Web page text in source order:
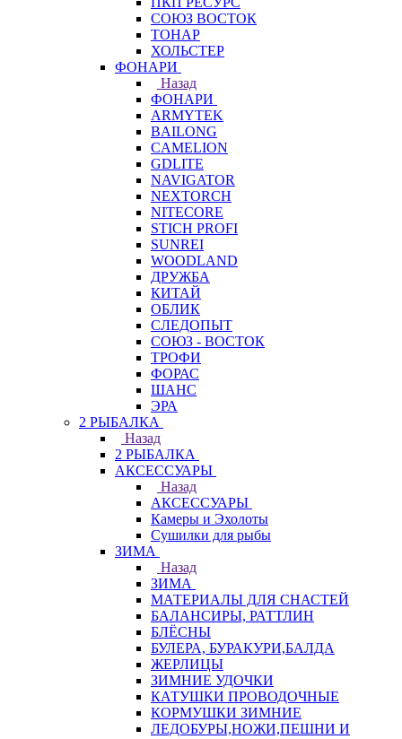
СОЮЗ ВОСТОК
ТОНАР
ХОЛЬСТЕР
ФОНАРИ
Назад
ФОНАРИ
ARMYTEK
BAILONG
CAMELION
GDLITE
NAVIGATOR
NEXTORCH
NITECORE
STICH PROFI
SUNREI
WOODLAND
ДРУЖБА
КИТАЙ
ОБЛИК
СЛЕДОПЫТ
СОЮЗ - ВОСТОК
ТРОФИ
ФОРАС
ШАНС
ЭРА
2 РЫБАЛКА
Назад
2 РЫБАЛКА
АКСЕССУАРЫ
Назад
АКСЕССУАРЫ
Камеры и Эхолоты
Сушилки для рыбы
ЗИМА
Назад
ЗИМА
МАТЕРИАЛЫ ДЛЯ СНАСТЕЙ
БАЛАНСИРЫ, РАТТЛИН
БЛЁСНЫ
БУЛЕРА, БУРАКУРИ,БАЛДА
ЖЕРЛИЦЫ
ЗИМНИЕ УДОЧКИ
КАТУШКИ ПРОВОДОЧНЫЕ
КОРМУШКИ ЗИМНИЕ
ЛЕДОБУРЫ,НОЖИ,ПЕШНИ И